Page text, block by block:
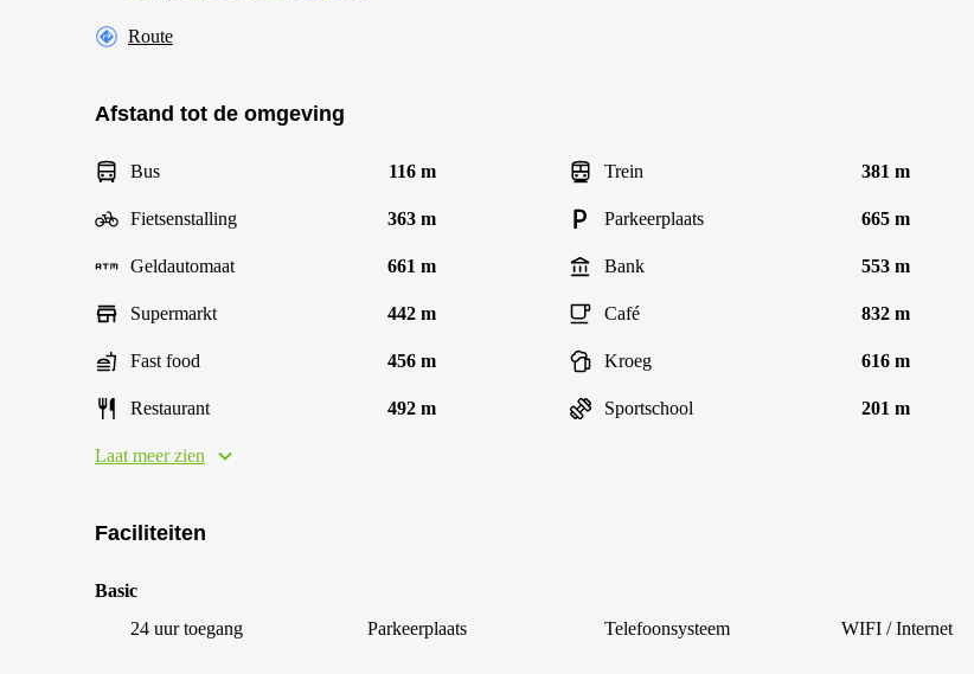
Route
Afstand tot de omgeving
Bus 116 m Trein 381 m
Fietsenstalling 363 m Parkeerplaats 665 m
Geldautomaat 661 m Bank 553 m
Supermarkt 442 m Café 832 m
Fast food 456 m Kroeg 616 m
Restaurant 492 m Sportschool 201 m
Laat meer zien
Faciliteiten
Basic
24 uur toegang
Parkeerplaats Telefoonsysteem WIFI / Internet